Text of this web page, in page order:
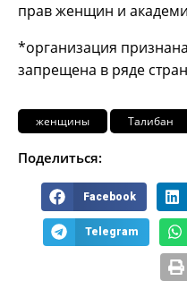
прав женщин и
*организация
запрещена в ряде
женщины Талибан
Поделиться:
Facebook
Telegram